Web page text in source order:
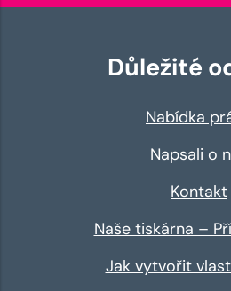
Důležité
Nabídka
Napsali o
Kontakt
Naše tiskárna –
Jak vytvořit